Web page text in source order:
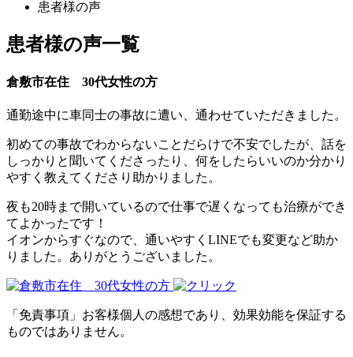
患者様の声
患者様の声一覧
倉敷市在住 30代女性の方
通勤途中に車同士の事故に遭い、通わせていただきました。
初めての事故でわからないことだらけで不安でしたが、話を
しっかりと聞いてくださったり、何をしたらいいのか分かり
やすく教えてくださり助かりました。
夜も20時まで開いているので仕事で遅くなっても治療ができ
てよかったです！
イオンからすぐなので、通いやすくLINEでも変更など助か
りました。ありがとうございました。
「免責事項」お客様個人の感想であり、効果効能を保証する
ものではありません。